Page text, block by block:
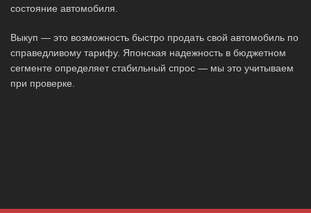
состояние автомобиля.
Выкуп — это возможность быстро продать свой автомобиль по
справедливому тарифу. Японская надежность в бюджетном
сегменте определяет стабильный спрос — мы это учитываем
при проверке.